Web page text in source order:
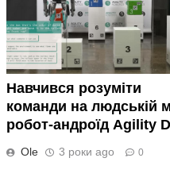
Навчився розуміти
команди на людській
робот-андроїд Agility
Ole 3 роки ago 0